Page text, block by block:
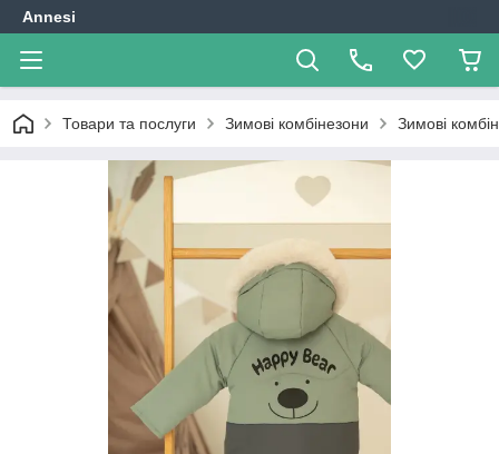
Annesi
Товари та послуги Зимові комбінезони Зимові